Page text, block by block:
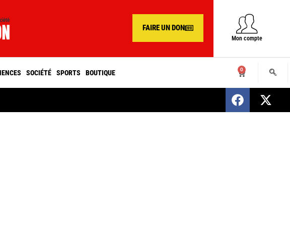
FAIRE UN DON
Mon compte
SOCIÉTÉ SPORTS BOUTIQUE 0
SENEGAL : Nomination d’un nouveau